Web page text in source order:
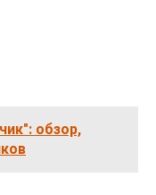
обзор,